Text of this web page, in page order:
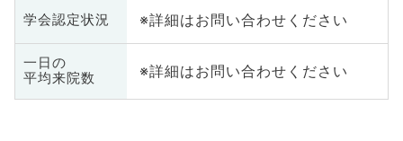
学会認定状況 ※詳細はお問い合わせください
一日の
平均来院数
※詳細はお問い合わせください